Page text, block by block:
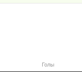
Голы